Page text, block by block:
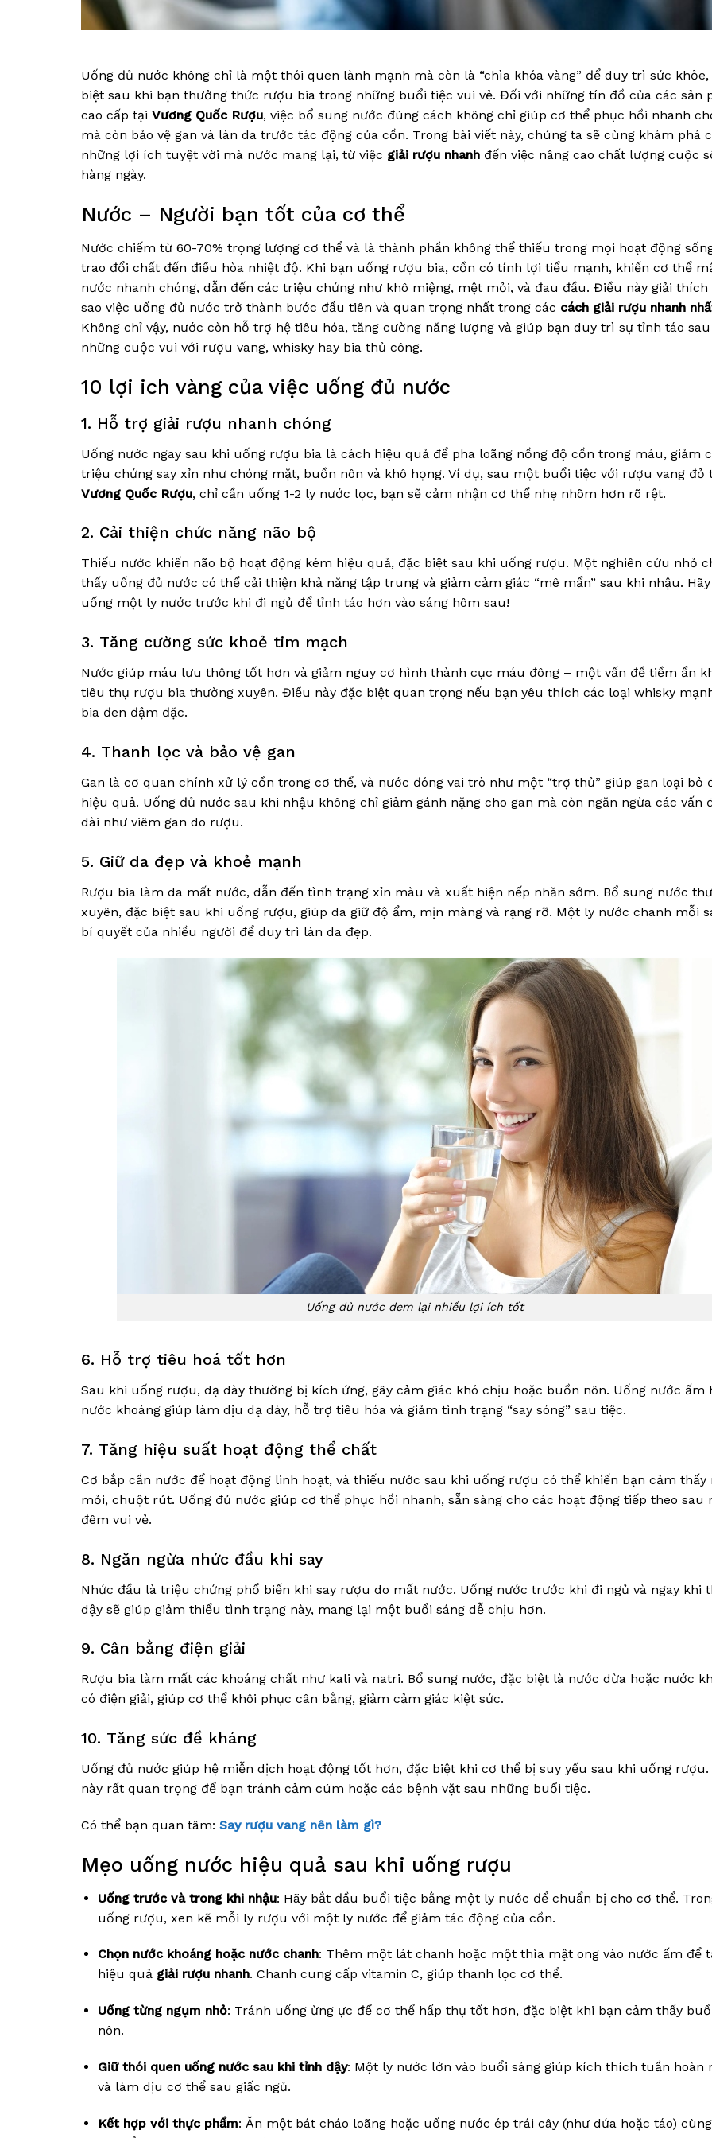
Uống đủ nước không chỉ là một thói quen lành mạnh mà còn là “chìa khóa vàng” để duy trì sức khỏe,
biệt sau khi bạn thưởng thức rượu bia trong những buổi tiệc vui vẻ. Đối với những tín đồ của các sản
cao cấp tại Vương Quốc Rượu, việc bổ sung nước đúng cách không chỉ giúp cơ thể phục hồi nhanh
mà còn bảo vệ gan và làn da trước tác động của cồn. Trong bài viết này, chúng ta sẽ cùng khám phá
những lợi ích tuyệt vời mà nước mang lại, từ việc giải rượu nhanh đến việc nâng cao chất lượng cuộc
hàng ngày.
Nước – Người bạn tốt của cơ thể
Nước chiếm từ 60-70% trọng lượng cơ thể và là thành phần không thể thiếu trong mọi hoạt động
trao đổi chất đến điều hòa nhiệt độ. Khi bạn uống rượu bia, cồn có tính lợi tiểu mạnh, khiến cơ thể
nước nhanh chóng, dẫn đến các triệu chứng như khô miệng, mệt mỏi, và đau đầu. Điều này giải thích
sao việc uống đủ nước trở thành bước đầu tiên và quan trọng nhất trong các cách giải rượu nhanh
Không chỉ vậy, nước còn hỗ trợ hệ tiêu hóa, tăng cường năng lượng và giúp bạn duy trì sự tỉnh táo sau
những cuộc vui với rượu vang, whisky hay bia thủ công.
10 lợi ich vàng của việc uống đủ nước
1. Hỗ trợ giải rượu nhanh chóng
Uống nước ngay sau khi uống rượu bia là cách hiệu quả để pha loãng nồng độ cồn trong máu, giảm
triệu chứng say xỉn như chóng mặt, buồn nôn và khô họng. Ví dụ, sau một buổi tiệc với rượu vang đỏ
Vương Quốc Rượu, chỉ cần uống 1-2 ly nước lọc, bạn sẽ cảm nhận cơ thể nhẹ nhõm hơn rõ rệt.
2. Cải thiện chức năng não bộ
Thiếu nước khiến não bộ hoạt động kém hiệu quả, đặc biệt sau khi uống rượu. Một nghiên cứu nhỏ
thấy uống đủ nước có thể cải thiện khả năng tập trung và giảm cảm giác “mê mẩn” sau khi nhậu.
uống một ly nước trước khi đi ngủ để tỉnh táo hơn vào sáng hôm sau!
3. Tăng cường sức khoẻ tim mạch
Nước giúp máu lưu thông tốt hơn và giảm nguy cơ hình thành cục máu đông – một vấn đề tiềm ẩn
tiêu thụ rượu bia thường xuyên. Điều này đặc biệt quan trọng nếu bạn yêu thích các loại whisky
bia đen đậm đặc.
4. Thanh lọc và bảo vệ gan
Gan là cơ quan chính xử lý cồn trong cơ thể, và nước đóng vai trò như một “trợ thủ” giúp gan loại bỏ
hiệu quả. Uống đủ nước sau khi nhậu không chỉ giảm gánh nặng cho gan mà còn ngăn ngừa các vấn
dài như viêm gan do rượu.
5. Giữ da đẹp và khoẻ mạnh
Rượu bia làm da mất nước, dẫn đến tình trạng xỉn màu và xuất hiện nếp nhăn sớm. Bổ sung nước
xuyên, đặc biệt sau khi uống rượu, giúp da giữ độ ẩm, mịn màng và rạng rỡ. Một ly nước chanh mỗi
bí quyết của nhiều người để duy trì làn da đẹp.
Uống đủ nước đem lại nhiều lợi ích tốt
6. Hỗ trợ tiêu hoá tốt hơn
Sau khi uống rượu, dạ dày thường bị kích ứng, gây cảm giác khó chịu hoặc buồn nôn. Uống nước ấm
nước khoáng giúp làm dịu dạ dày, hỗ trợ tiêu hóa và giảm tình trạng “say sóng” sau tiệc.
7. Tăng hiệu suất hoạt động thể chất
Cơ bắp cần nước để hoạt động linh hoạt, và thiếu nước sau khi uống rượu có thể khiến bạn cảm thấy
mỏi, chuột rút. Uống đủ nước giúp cơ thể phục hồi nhanh, sẵn sàng cho các hoạt động tiếp theo sau
đêm vui vẻ.
8. Ngăn ngừa nhức đầu khi say
Nhức đầu là triệu chứng phổ biến khi say rượu do mất nước. Uống nước trước khi đi ngủ và ngay khi
dậy sẽ giúp giảm thiểu tình trạng này, mang lại một buổi sáng dễ chịu hơn.
9. Cân bằng điện giải
Rượu bia làm mất các khoáng chất như kali và natri. Bổ sung nước, đặc biệt là nước dừa hoặc nước
có điện giải, giúp cơ thể khôi phục cân bằng, giảm cảm giác kiệt sức.
10. Tăng sức đề kháng
Uống đủ nước giúp hệ miễn dịch hoạt động tốt hơn, đặc biệt khi cơ thể bị suy yếu sau khi uống
này rất quan trọng để bạn tránh cảm cúm hoặc các bệnh vặt sau những buổi tiệc.
Có thể bạn quan tâm: Say rượu vang nên làm gì?
Mẹo uống nước hiệu quả sau khi uống rượu
Uống trước và trong khi nhậu: Hãy bắt đầu buổi tiệc bằng một ly nước để chuẩn bị cho cơ thể.
uống rượu, xen kẽ mỗi ly rượu với một ly nước để giảm tác động của cồn.
Chọn nước khoáng hoặc nước chanh: Thêm một lát chanh hoặc một thìa mật ong vào nước ấm để
hiệu quả giải rượu nhanh. Chanh cung cấp vitamin C, giúp thanh lọc cơ thể.
Uống từng ngụm nhỏ: Tránh uống ừng ực để cơ thể hấp thụ tốt hơn, đặc biệt khi bạn cảm thấy
nôn.
Giữ thói quen uống nước sau khi tỉnh dậy: Một ly nước lớn vào buổi sáng giúp kích thích tuần hoàn
và làm dịu cơ thể sau giấc ngủ.
Kết hợp với thực phẩm: Ăn một bát cháo loãng hoặc uống nước ép trái cây (như dứa hoặc táo)